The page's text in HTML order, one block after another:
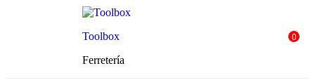
Toolbox
Ferretería
0